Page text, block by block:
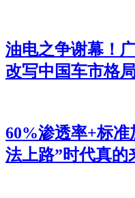
油电之争谢幕！
改写中国车市格局
60%渗透率+标
法上路”时代真的